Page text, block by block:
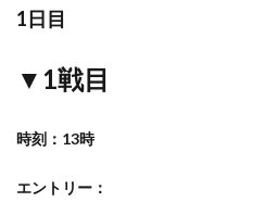
1日目
▼1戦目
時刻：13時
エントリー：